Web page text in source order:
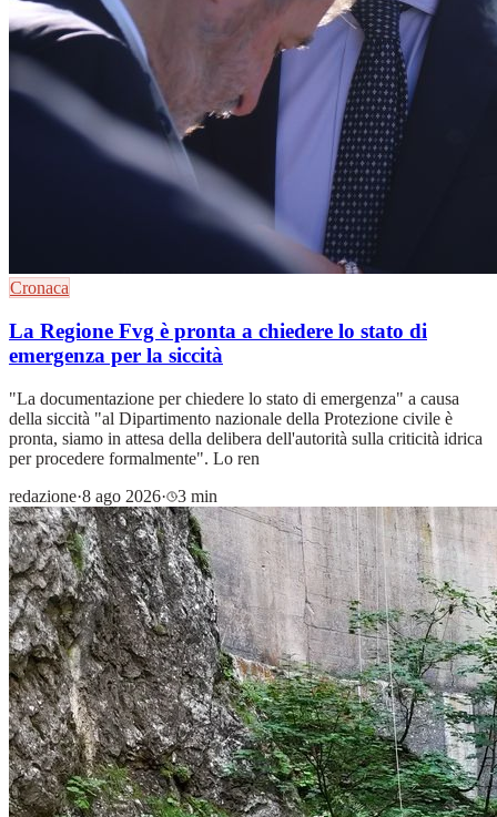
Cronaca
La Regione Fvg è pronta a chiedere lo stato di
emergenza per la siccità
"La documentazione per chiedere lo stato di emergenza" a causa
della siccità "al Dipartimento nazionale della Protezione civile è
pronta, siamo in attesa della delibera dell'autorità sulla criticità idrica
per procedere formalmente". Lo ren
redazione·8 ago 2026· 3 min